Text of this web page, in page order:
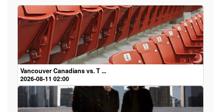
Vancouver Canadians vs. T ...
2026-08-11 02:00